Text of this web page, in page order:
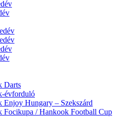
Darts
évforduló
Enjoy Hungary – Szekszárd
Focikupa / Hankook Football Cup